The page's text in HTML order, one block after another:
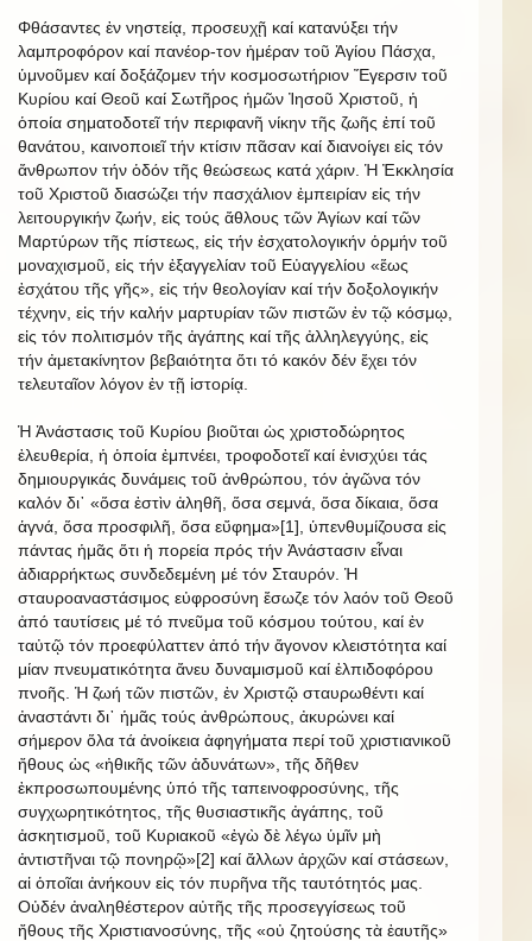
Φθάσαντες ἐν νηστείᾳ, προσευχῇ καί κατανύξει τήν
λαμπροφόρον καί πανέορ-τον ἡμέραν τοῦ Ἁγίου Πάσχα,
ὑμνοῦμεν καί δοξάζομεν τήν κοσμοσωτήριον Ἔγερσιν τοῦ
Κυρίου καί Θεοῦ καί Σωτῆρος ἡμῶν Ἰησοῦ Χριστοῦ, ἡ
ὁποία σηματοδοτεῖ τήν περιφανῆ νίκην τῆς ζωῆς ἐπί τοῦ
θανάτου, καινοποιεῖ τήν κτίσιν πᾶσαν καί διανοίγει εἰς τόν
ἄνθρωπον τήν ὁδόν τῆς θεώσεως κατά χάριν. Ἡ Ἐκκλησία
τοῦ Χριστοῦ διασώζει τήν πασχάλιον ἐμπειρίαν εἰς τήν
λειτουργικήν ζωήν, εἰς τούς ἄθλους τῶν Ἁγίων καί τῶν
Μαρτύρων τῆς πίστεως, εἰς τήν ἐσχατολογικήν ὁρμήν τοῦ
μοναχισμοῦ, εἰς τήν ἐξαγγελίαν τοῦ Εὐαγγελίου «ἕως
ἐσχάτου τῆς γῆς», εἰς τήν θεολογίαν καί τήν δοξολογικήν
τέχνην, εἰς τήν καλήν μαρτυρίαν τῶν πιστῶν ἐν τῷ κόσμῳ,
εἰς τόν πολιτισμόν τῆς ἀγάπης καί τῆς ἀλληλεγγύης, εἰς
τήν ἀμετακίνητον βεβαιότητα ὅτι τό κακόν δέν ἔχει τόν
τελευταῖον λόγον ἐν τῇ ἱστορίᾳ.
Ἡ Ἀνάστασις τοῦ Κυρίου βιοῦται ὡς χριστοδώρητος
ἐλευθερία, ἡ ὁποία ἐμπνέει, τροφοδοτεῖ καί ἐνισχύει τάς
δημιουργικάς δυνάμεις τοῦ ἀνθρώπου, τόν ἀγῶνα τόν
καλόν δι᾿ «ὅσα ἐστὶν ἀληθῆ, ὅσα σεμνά, ὅσα δίκαια, ὅσα
ἁγνά, ὅσα προσφιλῆ, ὅσα εὔφημα»[1], ὑπενθυμίζουσα εἰς
πάντας ἡμᾶς ὅτι ἡ πορεία πρός τήν Ἀνάστασιν εἶναι
ἀδιαρρήκτως συνδεδεμένη μέ τόν Σταυρόν. Ἡ
σταυροαναστάσιμος εὐφροσύνη ἔσωζε τόν λαόν τοῦ Θεοῦ
ἀπό ταυτίσεις μέ τό πνεῦμα τοῦ κόσμου τούτου, καί ἐν
ταὐτῷ τόν προεφύλαττεν ἀπό τήν ἄγονον κλειστότητα καί
μίαν πνευματικότητα ἄνευ δυναμισμοῦ καί ἐλπιδοφόρου
πνοῆς. Ἡ ζωή τῶν πιστῶν, ἐν Χριστῷ σταυρωθέντι καί
ἀναστάντι δι᾿ ἡμᾶς τούς ἀνθρώπους, ἀκυρώνει καί
σήμερον ὅλα τά ἀνοίκεια ἀφηγήματα περί τοῦ χριστιανικοῦ
ἤθους ὡς «ἠθικῆς τῶν ἀδυνάτων», τῆς δῆθεν
ἐκπροσωπουμένης ὑπό τῆς ταπεινοφροσύνης, τῆς
συγχωρητικότητος, τῆς θυσιαστικῆς ἀγάπης, τοῦ
ἀσκητισμοῦ, τοῦ Κυριακοῦ «ἐγὼ δὲ λέγω ὑμῖν μὴ
ἀντιστῆναι τῷ πονηρῷ»[2] καί ἄλλων ἀρχῶν καί στάσεων,
αἱ ὁποῖαι ἀνήκουν εἰς τόν πυρῆνα τῆς ταυτότητός μας.
Οὐδέν ἀναληθέστερον αὐτῆς τῆς προσεγγίσεως τοῦ
ἤθους τῆς Χριστιανοσύνης, τῆς «οὐ ζητούσης τὰ ἑαυτῆς»